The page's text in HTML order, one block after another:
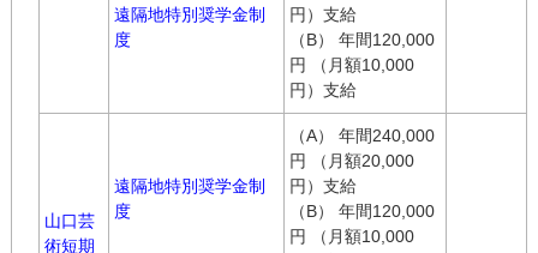
遠隔地特別奨学金制
度
円）支給
（B） 年間120,000
円 （月額10,000
円）支給
山口芸
術短期
遠隔地特別奨学金制
度
（A） 年間240,000
円 （月額20,000
円）支給
（B） 年間120,000
円 （月額10,000